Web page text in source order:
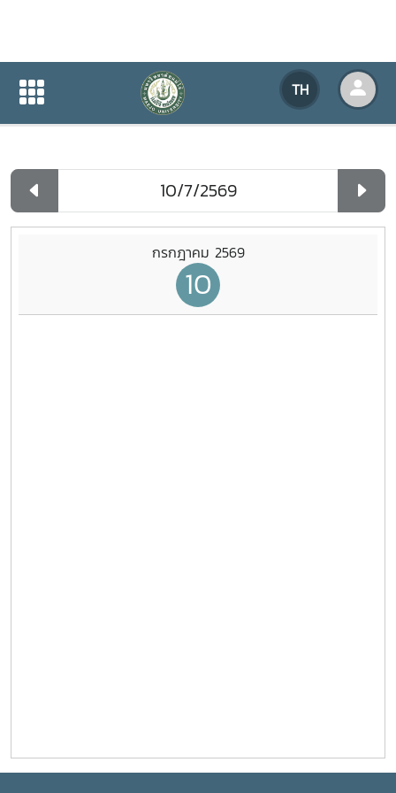
TH
ปฏิทินกิจกรรมของหน่วยงาน
ปฏิทินกิจกรรมของหน่วยงาน
กรกฎาคม 2569
10